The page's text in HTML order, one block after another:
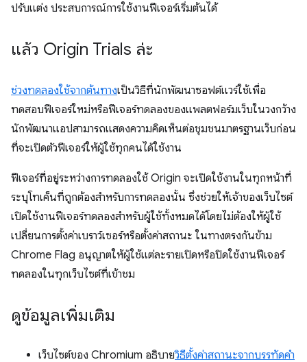
ปรับแต่ง ประสบการณ์การใช้งานฟีเจอร์เริ่มต้นได้
แล้ว Origin Trials ล่ะ
ช่วงทดลองใช้จากต้นทางเป็นวิธีที่นักพัฒนาซอฟต์แวร์ใช้เพื่อ
ทดสอบฟีเจอร์ใหม่หรือฟีเจอร์ทดลองของแพลตฟอร์มเว็บในวงกว้าง
นักพัฒนาแอปสามารถแสดงความคิดเห็นต่อชุมชนมาตรฐานเว็บก่อน
ที่จะเปิดตัวฟีเจอร์ให้ผู้ใช้ทุกคนได้ใช้งาน
ฟีเจอร์ที่อยู่ระหว่างการทดลองใช้ Origin จะเปิดใช้งานในทุกหน้าที่
ระบุโทเค็นที่ถูกต้องสำหรับการทดลองนั้น ซึ่งช่วยให้เจ้าของเว็บไซต์
เปิดใช้งานฟีเจอร์ทดลองสำหรับผู้ใช้ทั้งหมดได้โดยไม่ต้องให้ผู้ใช้
เปลี่ยนการตั้งค่าเบราว์เซอร์หรือตั้งค่าสถานะ ในทางตรงกันข้าม
Chrome Flag อนุญาตให้ผู้ใช้แต่ละรายเปิดหรือปิดใช้งานฟีเจอร์
ทดลองในทุกเว็บไซต์ที่เข้าชม
ดูข้อมูลเพิ่มเติม
เว็บไซต์ของ Chromium อธิบายวิธีตั้งค่าสถานะจากบรรทัดคำ